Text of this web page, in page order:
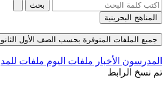
بحث
المناهج البحرينية
جميع الملفات المتوفرة بحسب الصف الأول الثانوي
المدرسون الأخبار ملفات اليوم ملفات
تم نسخ الرابط